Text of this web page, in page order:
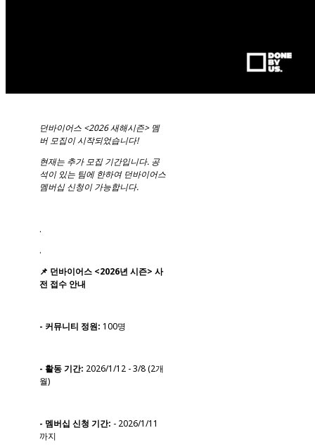
던바이어스 <2026 새해시즌> 멤
버 모집이 시작되었습니다!
현재는 추가 모집 기간입니다. 공
석이 있는 팀에 한하여 던바이어스
멤버십 신청이 가능합니다.
.
.
📌 던바이어스 <2026년 시즌> 사
전 접수 안내
- 커뮤니티 정원: 100명
- 활동 기간: 2026/1/12 - 3/8 (2개
월)
- 멤버십 신청 기간: - 2026/1/11
까지